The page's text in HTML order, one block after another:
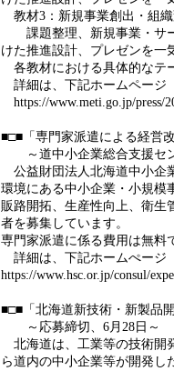
教材3：新規事業創出・組
課題整理、新規事業・サー
けた推進設計、プレゼンを一
各教材における具体的なテ
詳細は、下記ホームページ
https://www.meti.go.jp/press/
■□■「専門家派遣による経営
～道中小企業総合支援セ
公益財団法人北海道中小企
環境にある中小企業・小規模
販路開拓、生産性向上、衛生
者を募集しています。
専門家派遣に係る費用は無料
詳細は、下記ホームぺージ
https://www.hsc.or.jp/consul/
■□■「北海道新技術・新製品
～応募締切、6月28日～
北海道は、工業等の技術開
ら道内の中小企業等が開発し